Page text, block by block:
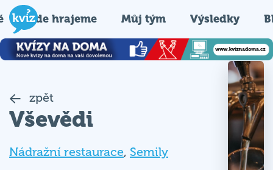
Kde hrajeme Můj tým Výsledky
zpět
Vševědi
Nádražní restaurace, Semily